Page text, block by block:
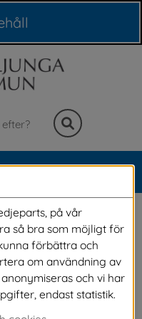
satsning
och renovering
på vår
så bra som möjligt för
förbättra och
om användning av
och vi har
endast statistik.